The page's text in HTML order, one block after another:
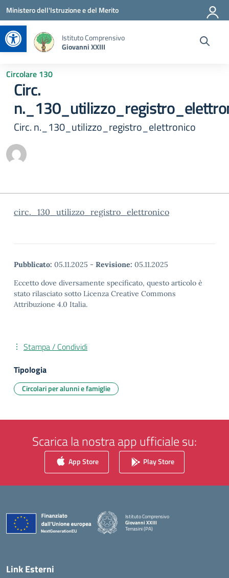
Apri la barra degli strumenti
Vai ai contenuti
Vai al menu di navigazione
Vai al footer
Ministero dell'Istruzione e del Merito
Istituto Comprensivo
Giovanni XXIII
Circolare 130
Circ.
Circ. n._130_utilizzo_registro_elettronico
circ._130_utilizzo_registro_elettronico
Pubblicato: 05.11.2025 - Revisione: 05.11.2025
Eccetto dove diversamente specificato, questo articolo è
stato rilasciato sotto Licenza Creative Commons
Attribuzione 4.0 Italia.
Stampa / Condividi
Tipologia
Circolari per alunni e famiglie
Scarica la nostra app ufficiale su:
App Store Play Store
Istituto Comprensivo
Giovanni XXIII
Terrasini (PA)
Link Esterni